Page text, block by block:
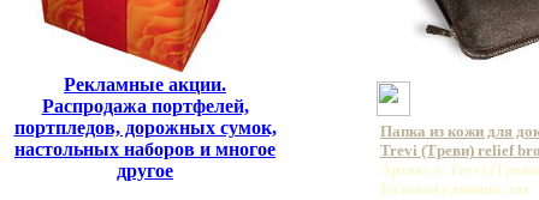
Рекламные акции.
Распродажа портфелей,
портпледов, дорожных сумок,
настольных наборов и многое
другое
Папка из кожи для
Trevi (Треви) relief
Артикул: Trevi
Базовая единица: шт